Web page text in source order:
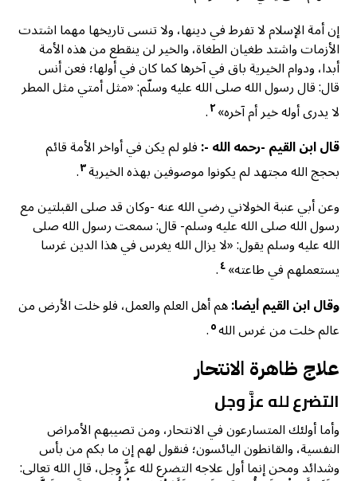
إن أمة الإسلام لا تفرط في دينها، ولا تنسى تاريخها مهما اشتدت
الأزمات واشتد طغيان الطغاة، والخير لن ينقطع من هذه الأمة
أبدا، ودوام الخيرية باق في آخرها كما كان في أولها؛ فعن أنس
قال: قال رسول الله صلى الله عليه وسلّم: «مثل أمتي مثل المطر
لا يدرى أوله خير أم آخره»٢.
قال ابن القيم -رحمه الله -:فلو لم يكن في أواخر الأمة قائم
بحجج الله مجتهد لم يكونوا موصوفين بهذه الخيرية٣.
وعن أبي عنبة الخولاني رضي الله عنه -وكان قد صلى القبلتين مع
رسول الله صلى الله عليه وسلم- قال: سمعت رسول الله صلى
الله عليه وسلم يقول: «لا يزال الله يغرس في هذا الدين غرسا
يستعملهم في طاعته»٤.
وقال ابن القيم أيضا:هم أهل العلم والعمل، فلو خلت الأرض من
عالم خلت من غرس الله٥.
علاج ظاهرة الانتحار
التضرع لله عزَّ وجل
وأما أولئك المتسارعون في الانتحار، ومن تصيبهم الأمراض
النفسية، والقانطون اليائسون؛ فنقول لهم إن ما بكم من بأس
وشدائد ومحن إنما أول علاجه التضرع لله عزَّ وجل، قال الله تعالى: